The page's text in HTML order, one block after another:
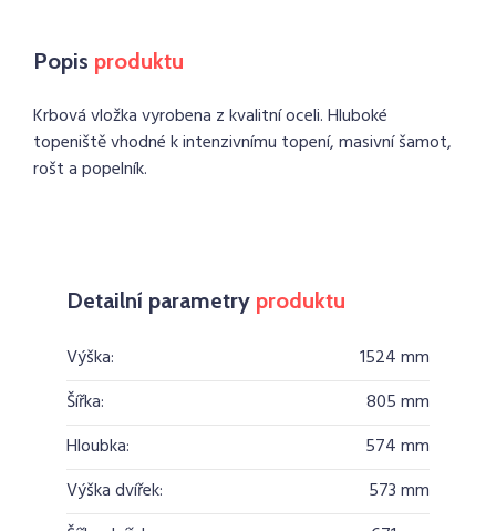
Popis produktu
Krbová vložka vyrobena z kvalitní oceli. Hluboké
topeniště vhodné k intenzivnímu topení, masivní šamot,
rošt a popelník.
Detailní parametry produktu
Výška:
1524 mm
Šířka:
805 mm
Hloubka:
574 mm
Výška dvířek:
573 mm